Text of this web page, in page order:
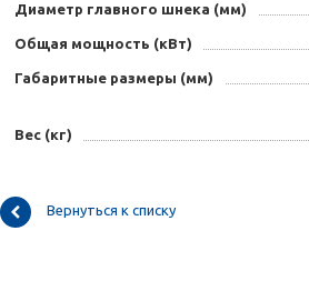
Диаметр главного шнека (мм)
Общая мощность (кВт)
Габаритные размеры (мм)
Вес (кг)
Вернуться к списку